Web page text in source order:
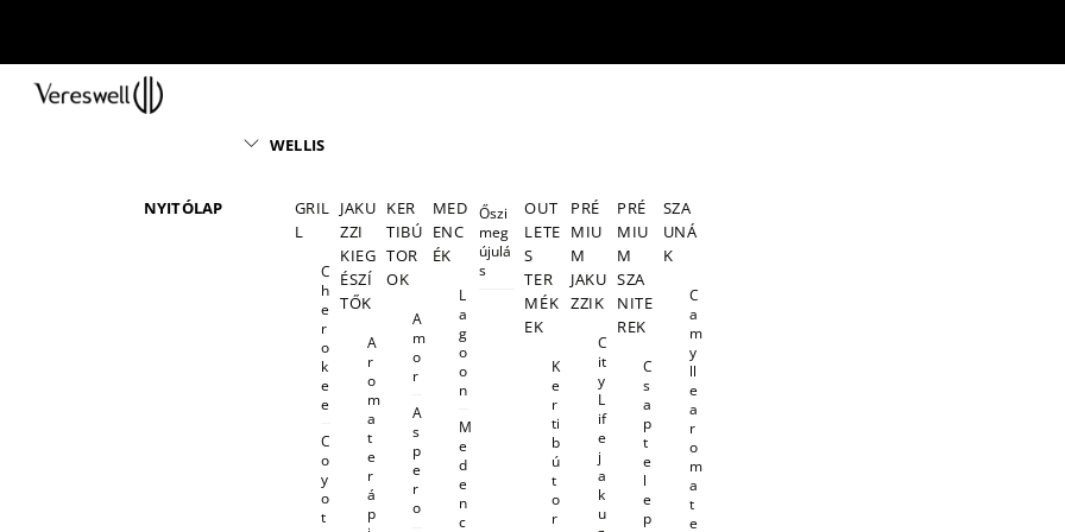
content
NYITÓLAP
WELLIS
GRIL
L
C
h
e
r
o
k
e
e
C
o
y
o
t
JAKU
ZZI
KIEG
ÉSZÍ
TŐK
A
r
o
m
a
t
e
r
á
p
KER
TIBÚ
TOR
OK
A
m
o
r
A
s
p
e
r
o
MED
ENC
ÉK
L
a
g
o
o
n
M
e
d
e
n
c
Őszi
meg
újulá
s
OUT
LETE
S
TER
MÉK
EK
K
e
r
ti
b
ú
t
o
r
PRÉ
MIU
M
JAKU
ZZIK
C
it
y
L
if
e
j
a
k
u
PRÉ
MIU
M
SZA
NITE
REK
C
s
a
p
t
e
l
e
p
SZA
UNÁ
K
C
a
m
y
ll
e
a
r
o
m
a
t
e